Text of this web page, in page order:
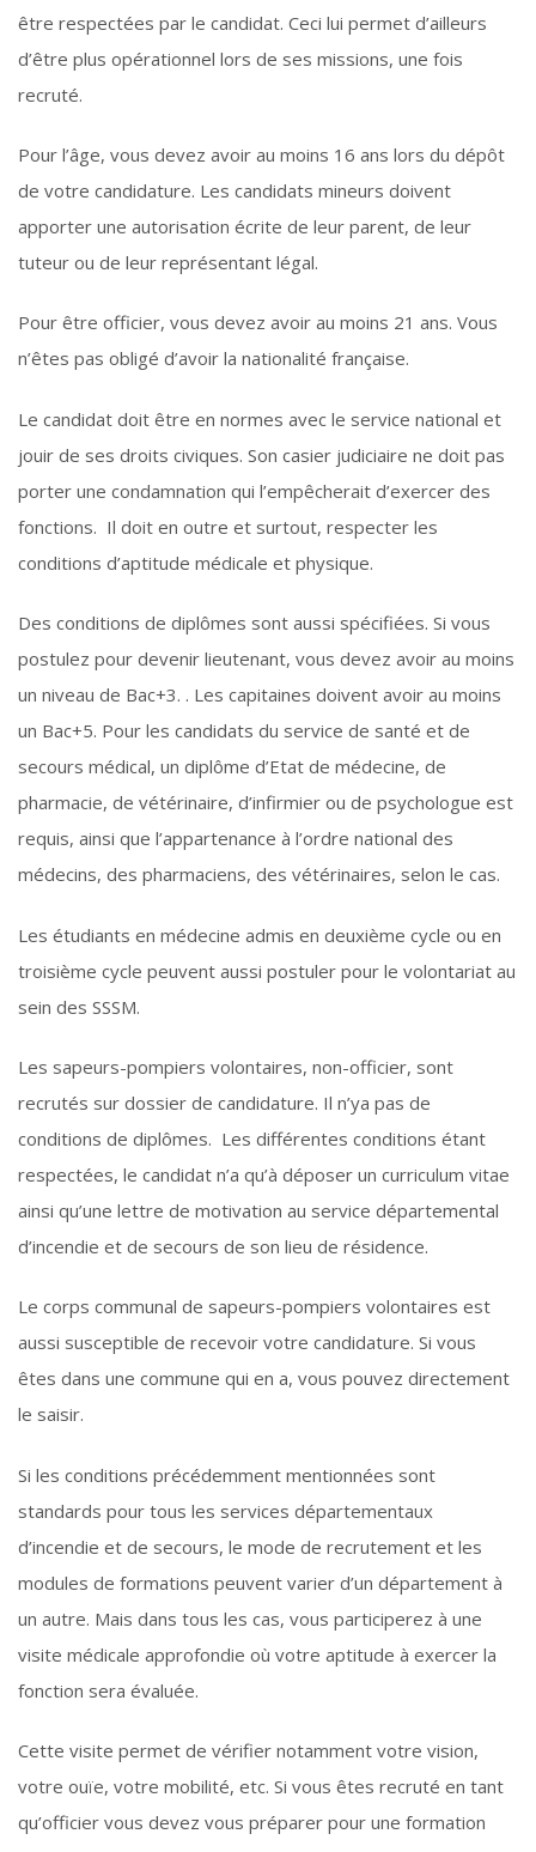
être respectées par le candidat. Ceci lui permet d’ailleurs
d’être plus opérationnel lors de ses missions, une fois
recruté.
Pour l’âge, vous devez avoir au moins 16 ans lors du dépôt
de votre candidature. Les candidats mineurs doivent
apporter une autorisation écrite de leur parent, de leur
tuteur ou de leur représentant légal.
Pour être officier, vous devez avoir au moins 21 ans. Vous
n’êtes pas obligé d’avoir la nationalité française.
Le candidat doit être en normes avec le service national et
jouir de ses droits civiques. Son casier judiciaire ne doit pas
porter une condamnation qui l’empêcherait d’exercer des
fonctions. Il doit en outre et surtout, respecter les
conditions d’aptitude médicale et physique.
Des conditions de diplômes sont aussi spécifiées. Si vous
postulez pour devenir lieutenant, vous devez avoir au moins
un niveau de Bac+3. . Les capitaines doivent avoir au moins
un Bac+5. Pour les candidats du service de santé et de
secours médical, un diplôme d’Etat de médecine, de
pharmacie, de vétérinaire, d’infirmier ou de psychologue est
requis, ainsi que l’appartenance à l’ordre national des
médecins, des pharmaciens, des vétérinaires, selon le cas.
Les étudiants en médecine admis en deuxième cycle ou en
troisième cycle peuvent aussi postuler pour le volontariat au
sein des SSSM.
Les sapeurs-pompiers volontaires, non-officier, sont
recrutés sur dossier de candidature. Il n’ya pas de
conditions de diplômes. Les différentes conditions étant
respectées, le candidat n’a qu’à déposer un curriculum vitae
ainsi qu’une lettre de motivation au service départemental
d’incendie et de secours de son lieu de résidence.
Le corps communal de sapeurs-pompiers volontaires est
aussi susceptible de recevoir votre candidature. Si vous
êtes dans une commune qui en a, vous pouvez directement
le saisir.
Si les conditions précédemment mentionnées sont
standards pour tous les services départementaux
d’incendie et de secours, le mode de recrutement et les
modules de formations peuvent varier d’un département à
un autre. Mais dans tous les cas, vous participerez à une
visite médicale approfondie où votre aptitude à exercer la
fonction sera évaluée.
Cette visite permet de vérifier notamment votre vision,
votre ouïe, votre mobilité, etc. Si vous êtes recruté en tant
qu’officier vous devez vous préparer pour une formation